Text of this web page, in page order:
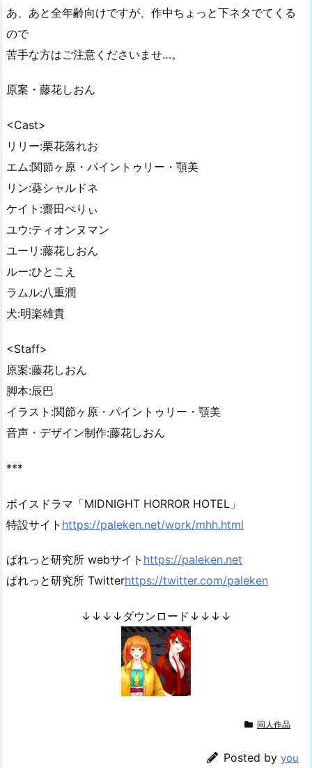
あ、あと全年齢向けですが、作中ちょっと下ネタでてくる
ので
苦手な方はご注意くださいませ…。
原案・藤花しおん
<Cast>
リリー:栗花落れお
エム:関節ヶ原・パイントゥリー・顎美
リン:葵シャルドネ
ケイト:齋田べりぃ
ユウ:ティオンヌマン
ユーリ:藤花しおん
ルー:ひとこえ
ラムル:八重潤
犬:明楽雄貴
<Staff>
原案:藤花しおん
脚本:辰巴
イラスト:関節ヶ原・パイントゥリー・顎美
音声・デザイン制作:藤花しおん
***
ボイスドラマ「MIDNIGHT HORROR HOTEL」
特設サイト https://paleken.net/work/mhh.html
ぱれっと研究所 webサイト https://paleken.net
ぱれっと研究所 Twitterhttps://twitter.com/paleken
↓↓↓↓ダウンロード↓↓↓↓
同人作品
Posted by you